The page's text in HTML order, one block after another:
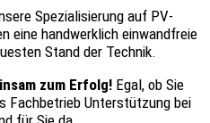
Spezialisierung auf PV-
eine handwerklich einwandfreie
Stand der Technik.
zum Erfolg! Egal, ob Sie
Fachbetrieb Unterstützung bei